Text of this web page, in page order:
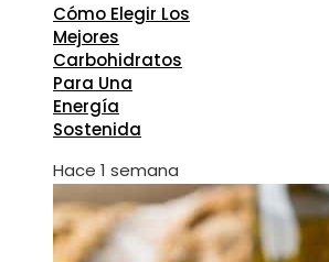
Cómo Elegir Los
Mejores
Carbohidratos
Para Una
Energía
Sostenida
Hace 1 semana